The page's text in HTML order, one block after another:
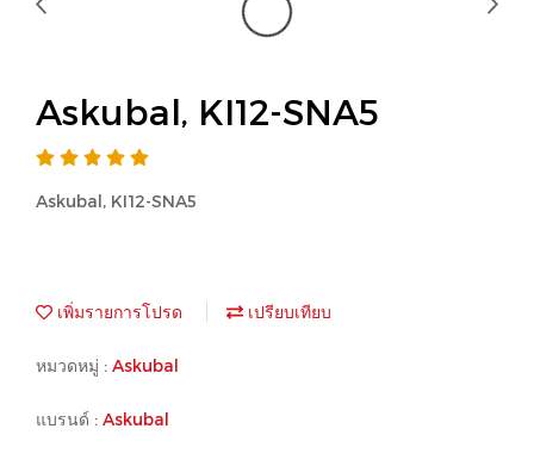
Askubal, KI12-SNA5
Askubal, KI12-SNA5
เพิ่มรายการโปรด เปรียบเทียบ
หมวดหมู่ : Askubal
แบรนด์ : Askubal